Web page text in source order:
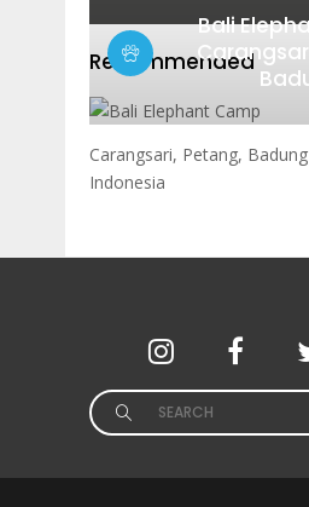
Recommended
Bali
Carangsari, Petang,
Indonesia
Search
for: